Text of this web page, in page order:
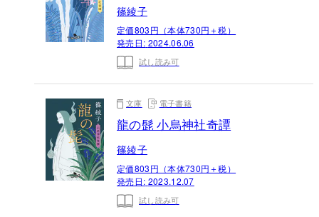
篠綾子
定価803円（本体730円＋税）
発売日: 2024.06.06
試し読み可
文庫 電子書籍
龍の髭 小烏神社奇譚
篠綾子
定価803円（本体730円＋税）
発売日: 2023.12.07
試し読み可